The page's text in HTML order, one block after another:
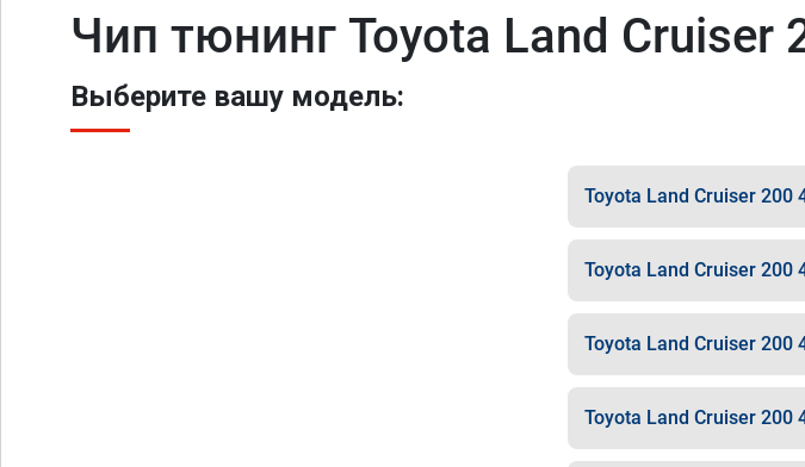
Чип тюнинг Toyota Land Cruiser
Выберите вашу модель:
Toyota Land Cruiser 200
Toyota Land Cruiser 200
Toyota Land Cruiser 200
Toyota Land Cruiser 200